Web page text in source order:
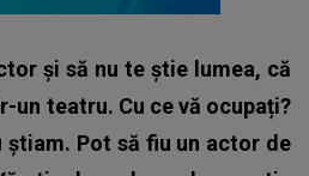
și să nu te știe lumea, că
un teatru. Cu ce vă ocupați?
știam. Pot să fiu un actor de